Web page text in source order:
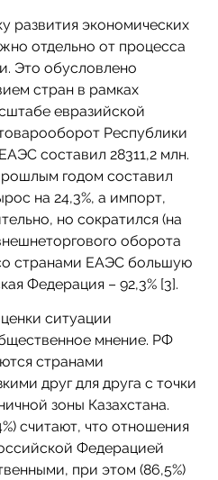
развития экономических
отдельно от процесса
Это обусловлено
стран в рамках
евразийской
товарооборот Республики
составил 28311,2 млн.
годом составил
на 24,3%, а импорт,
но сократился (на
оборота
странами ЕАЭС большую
Федерация – 92,3% [3].
ситуации
мнение. РФ
странами
друг для друга с точки
зоны Казахстана.
считают, что отношения
Федерацией
при этом (86,5%)